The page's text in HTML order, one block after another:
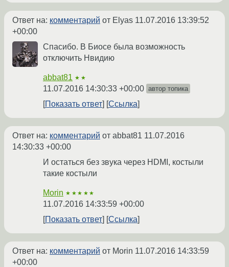
Ответ на: комментарий от Elyas 11.07.2016 13:39:52
+00:00
Спасибо. В Биосе была возможность
отключить Нвидию
abbat81 ★★
11.07.2016 14:30:33 +00:00 автор топика
Показать ответ Ссылка
Ответ на: комментарий от abbat81 11.07.2016
14:30:33 +00:00
И остаться без звука через HDMI, костыли
такие костыли
Morin ★★★★★
11.07.2016 14:33:59 +00:00
Показать ответ
Ссылка
Ответ на: комментарий от Morin 11.07.2016 14:33:59
+00:00